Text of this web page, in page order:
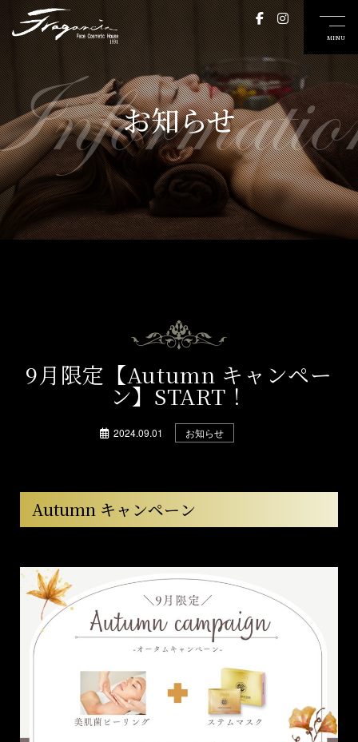
お知らせ
9月限定【Autumn キャンペー
ン】START！
2024.09.01 お知らせ
Autumn キャンペーン